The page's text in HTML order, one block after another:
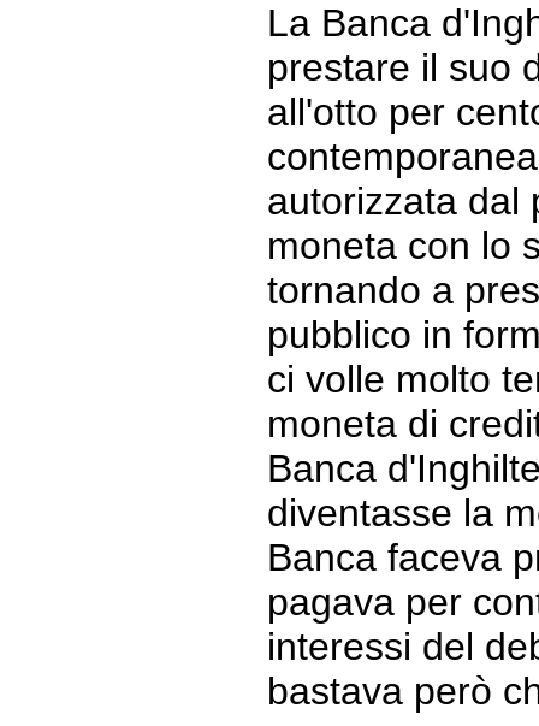
La Banca
prestare il suo
all'otto per
autorizzata dal
moneta con lo
tornando a
pubblico in
ci volle molto
moneta di
Banca
diventasse la
Banca faceva
pagava per
interessi del
bastava però